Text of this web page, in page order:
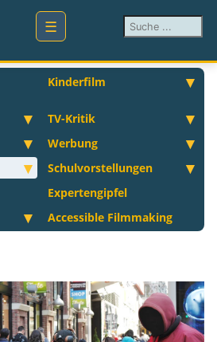
Suchen ...
Kinderfilm
TV-Kritik
Werbung
Schulvorstellungen
Expertengipfel
Accessible Filmmaking